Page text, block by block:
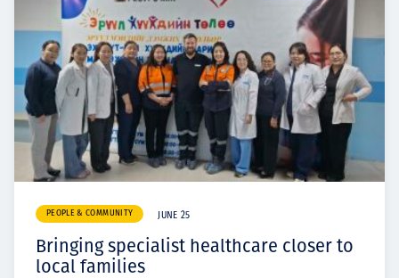
PEOPLE & COMMUNITY JUNE 25
Bringing specialist healthcare closer to
local families